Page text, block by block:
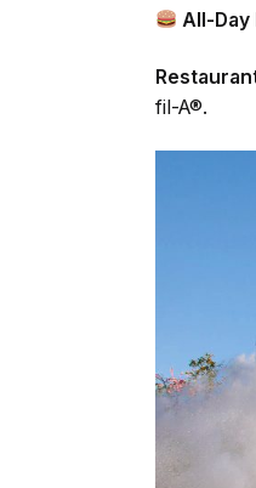
All-Day
fil-A®.